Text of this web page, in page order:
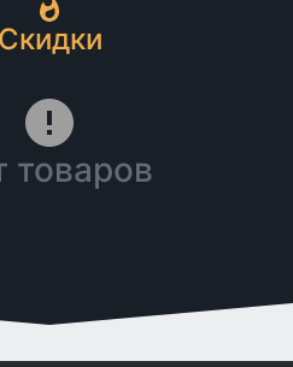
Скидки
товаров